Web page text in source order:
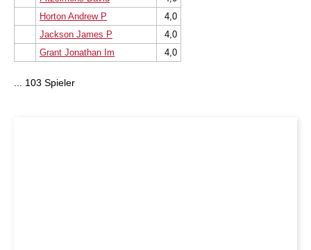
Horton Andrew P
4,0
Jackson James P
4,0
Grant Jonathan Im
4,0
... 103 Spieler